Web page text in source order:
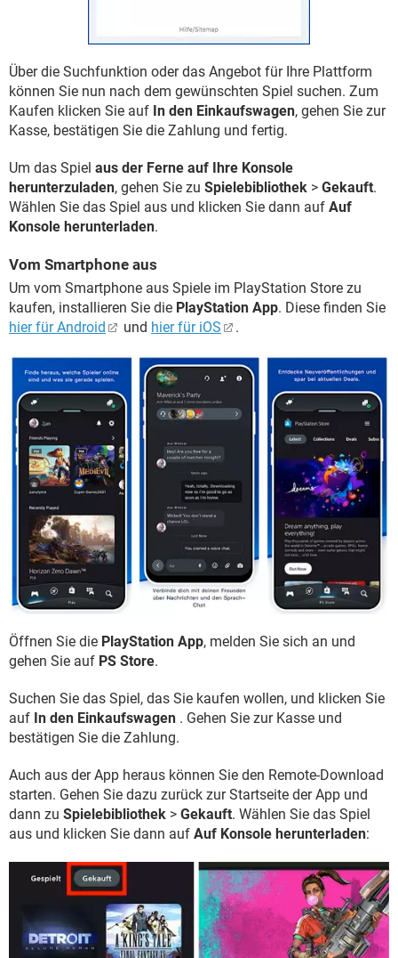
Über die Suchfunktion oder das Angebot für Ihre Plattform
können Sie nun nach dem gewünschten Spiel suchen. Zum
Kaufen klicken Sie auf In den Einkaufswagen, gehen Sie zur
Kasse, bestätigen Sie die Zahlung und fertig.
Um das Spiel aus der Ferne auf Ihre Konsole
herunterzuladen, gehen Sie zu Spielebibliothek > Gekauft.
Wählen Sie das Spiel aus und klicken Sie dann auf Auf
Konsole herunterladen.
Vom Smartphone aus
Um vom Smartphone aus Spiele im PlayStation Store zu
kaufen, installieren Sie die PlayStation App. Diese finden Sie
hier für Android
und hier für iOS .
Öffnen Sie die PlayStation App, melden Sie sich an und
gehen Sie auf PS Store.
Suchen Sie das Spiel, das Sie kaufen wollen, und klicken Sie
auf In den Einkaufswagen . Gehen Sie zur Kasse und
bestätigen Sie die Zahlung.
Auch aus der App heraus können Sie den Remote-Download
starten. Gehen Sie dazu zurück zur Startseite der App und
dann zu Spielebibliothek > Gekauft. Wählen Sie das Spiel
aus und klicken Sie dann auf Auf Konsole herunterladen: